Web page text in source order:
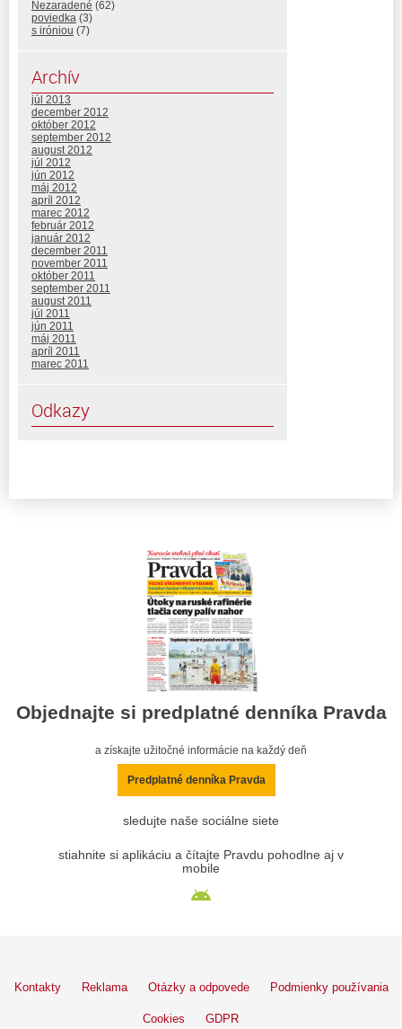
Nezaradené (62)
poviedka (3)
s iróniou (7)
Archív
júl 2013
december 2012
október 2012
september 2012
august 2012
júl 2012
jún 2012
máj 2012
apríl 2012
marec 2012
február 2012
január 2012
december 2011
november 2011
október 2011
september 2011
august 2011
júl 2011
jún 2011
máj 2011
apríl 2011
marec 2011
Odkazy
Objednajte si predplatné denníka Pravda
a získajte užitočné informácie na každý deň
Predplatné denníka Pravda
sledujte naše sociálne siete
stiahnite si aplikáciu a čítajte Pravdu pohodlne aj v
mobile
Kontakty Reklama Otázky a odpovede Podmienky používania
Cookies GDPR